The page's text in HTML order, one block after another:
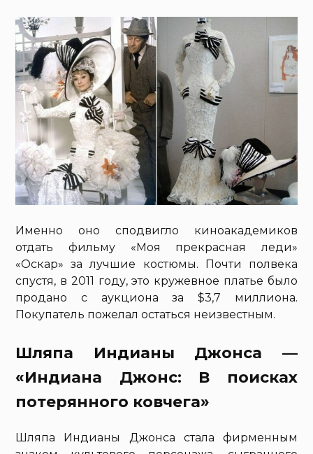
Именно оно сподвигло киноакадемиков
отдать фильму «Моя прекрасная леди»
«Оскар» за лучшие костюмы. Почти полвека
спустя, в 2011 году, это кружевное платье было
продано с аукциона за $3,7 миллиона.
Покупатель пожелал остаться неизвестным.
Шляпа Индианы Джонса —
«Индиана Джонс: В поисках
потерянного ковчега»
Шляпа Индианы Джонса стала фирменным